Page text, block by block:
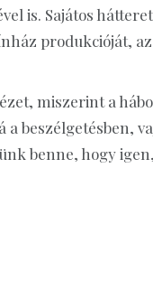
is. Sajátos
produkcióját,
miszerint a
beszélgetésben,
benne, hogy